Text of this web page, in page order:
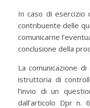
In caso di
contribuente delle
comunicarne
conclusione della
La comunicazione
istruttoria di
l’invio di un
dall’articolo Dpr n.